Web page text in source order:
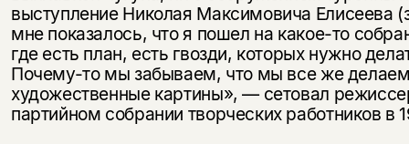
выступление Николая Максимовича
мне показалось, что я пошел на какое-то
где есть план, есть гвозди, которых нужно
Почему-то мы забываем, что мы все же
художественные картины», — сетовал
партийном собрании творческих работников в